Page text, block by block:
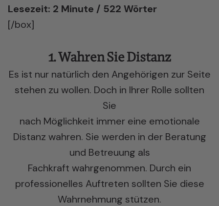
Lesezeit: 2 Minute / 522 Wörter
[/box]
1. Wahren Sie Distanz
Es ist nur natürlich den Angehörigen zur Seite
stehen zu wollen. Doch in Ihrer Rolle sollten
Sie
nach Möglichkeit immer eine emotionale
Distanz wahren. Sie werden in der Beratung
und Betreuung als
Fachkraft wahrgenommen. Durch ein
professionelles Auftreten sollten Sie diese
Wahrnehmung stützen.